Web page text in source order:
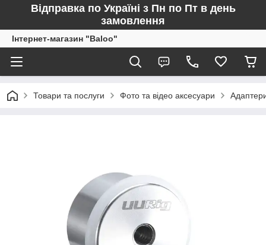
Відправка по Україні з Пн по Пт в день
замовлення
Інтернет-магазин "Baloo"
Товари та послуги Фото та відео аксесуари